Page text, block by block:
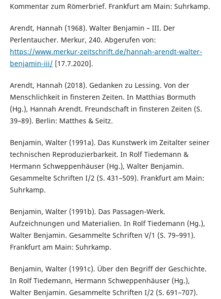
Kommentar zum Römerbrief. Frankfurt am Main: Suhrkamp.
Arendt, Hannah (1968). Walter Benjamin – III. Der
Perlentaucher. Merkur, 240. Abgerufen von:
https://www.merkur-zeitschrift.de/hannah-arendt-walter-
benjamin-iii/[17.7.2020].
Arendt, Hannah (2018). Gedanken zu Lessing. Von der
Menschlichkeit in finsteren Zeiten. In Matthias Bormuth
(Hg.), Hannah Arendt. Freundschaft in finsteren Zeiten (S.
39–89). Berlin: Matthes & Seitz.
Benjamin, Walter (1991a). Das Kunstwerk im Zeitalter seiner
technischen Reproduzierbarkeit. In Rolf Tiedemann &
Hermann Schweppenhäuser (Hg.), Walter Benjamin.
Gesammelte Schriften I/2 (S. 431–509). Frankfurt am Main:
Suhrkamp.
Benjamin, Walter (1991b). Das Passagen-Werk.
Aufzeichnungen und Materialien. In Rolf Tiedemann (Hg.),
Walter Benjamin. Gesammelte Schriften V/1 (S. 79–991).
Frankfurt am Main: Suhrkamp.
Benjamin, Walter (1991c). Über den Begriff der Geschichte.
In Rolf Tiedemann, Hermann Schweppenhäuser (Hg.),
Walter Benjamin. Gesammelte Schriften I/2 (S. 691–707).